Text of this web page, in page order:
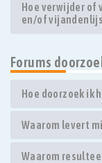
Hoe verwijder of
en/of
Forums
Hoe doorzoek ik
Waarom levert
Waarom